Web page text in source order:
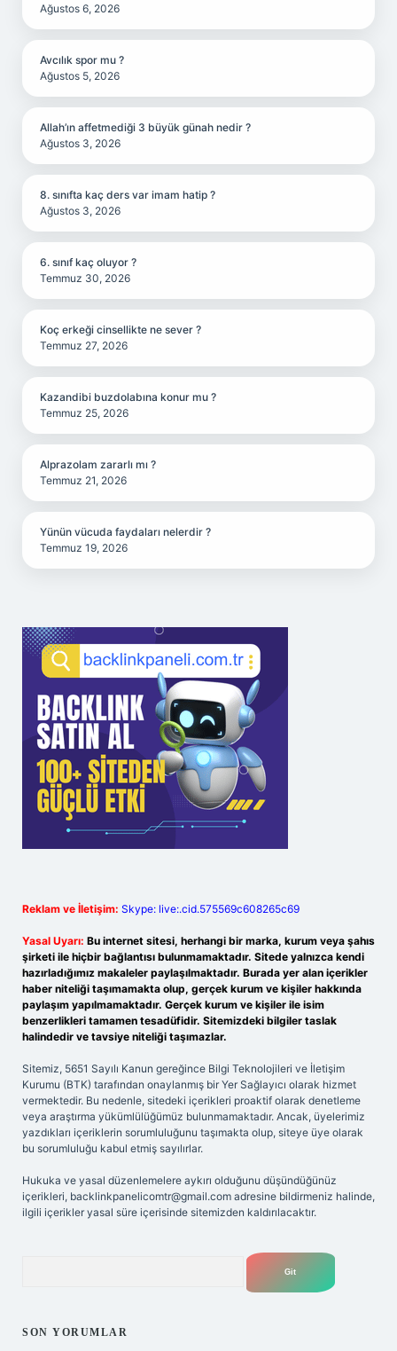
Ağustos 6, 2026
Avcılık spor mu ?
Ağustos 5, 2026
Allah’ın affetmediği 3 büyük günah nedir ?
Ağustos 3, 2026
8. sınıfta kaç ders var imam hatip ?
Ağustos 3, 2026
6. sınıf kaç oluyor ?
Temmuz 30, 2026
Koç erkeği cinsellikte ne sever ?
Temmuz 27, 2026
Kazandibi buzdolabına konur mu ?
Temmuz 25, 2026
Alprazolam zararlı mı ?
Temmuz 21, 2026
Yünün vücuda faydaları nelerdir ?
Temmuz 19, 2026
Reklam ve İletişim: Skype: live:.cid.575569c608265c69
Yasal Uyarı: Bu internet sitesi, herhangi bir marka, kurum veya şahıs
şirketi ile hiçbir bağlantısı bulunmamaktadır. Sitede yalnızca kendi
hazırladığımız makaleler paylaşılmaktadır. Burada yer alan içerikler
haber niteliği taşımamakta olup, gerçek kurum ve kişiler hakkında
paylaşım yapılmamaktadır. Gerçek kurum ve kişiler ile isim
benzerlikleri tamamen tesadüfidir. Sitemizdeki bilgiler taslak
halindedir ve tavsiye niteliği taşımazlar.
Sitemiz, 5651 Sayılı Kanun gereğince Bilgi Teknolojileri ve İletişim
Kurumu (BTK) tarafından onaylanmış bir Yer Sağlayıcı olarak hizmet
vermektedir. Bu nedenle, sitedeki içerikleri proaktif olarak denetleme
veya araştırma yükümlülüğümüz bulunmamaktadır. Ancak, üyelerimiz
yazdıkları içeriklerin sorumluluğunu taşımakta olup, siteye üye olarak
bu sorumluluğu kabul etmiş sayılırlar.
Hukuka ve yasal düzenlemelere aykırı olduğunu düşündüğünüz
içerikleri, backlinkpanelicomtr@gmail.com adresine bildirmeniz halinde,
ilgili içerikler yasal süre içerisinde sitemizden kaldırılacaktır.
SON YORUMLAR